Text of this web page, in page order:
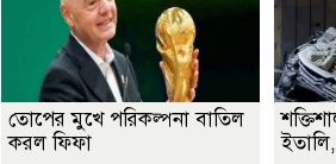
তোপের মুখে পরিকল্পনা বাতিল
করল ফিফা